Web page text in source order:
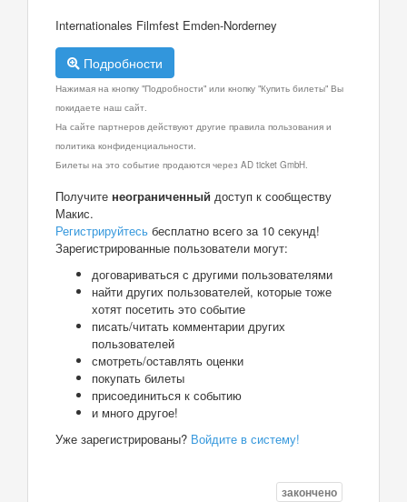
Internationales Filmfest Emden-Norderney
Подробности
Нажимая на кнопку "Подробности" или кнопку "Купить билеты" Вы
покидаете наш сайт.
На сайте партнеров действуют другие правила пользования и
политика конфиденциальности.
Билеты на это событие продаются через AD ticket GmbH.
Получите неограниченный доступ к сообществу
Макис.
Регистрируйтесь бесплатно всего за 10 секунд!
Зарегистрированные пользователи могут:
договариваться с другими пользователями
найти других пользователей, которые тоже
хотят посетить это событие
писать/читать комментарии других
пользователей
смотреть/оставлять оценки
покупать билеты
присоединиться к событию
и много другое!
Уже зарегистрированы? Войдите в систему!
закончено